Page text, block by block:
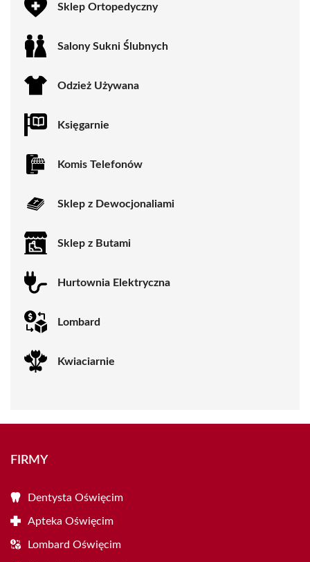
Sklep Ortopedyczny
Salony Sukni Ślubnych
Odzież Używana
Księgarnie
Komis Telefonów
Sklep z Dewocjonaliami
Sklep z Butami
Hurtownia Elektryczna
Lombard
Kwiaciarnie
FIRMY
Dentysta Oświęcim
Apteka Oświęcim
Lombard Oświęcim